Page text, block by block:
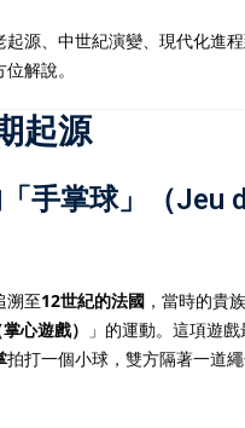
起源、中世紀演變、現代化進
解說。
起源
手掌球」（Jeu
溯至12世紀的法國 ，當時的貴
心遊戲） 」的運動。這項遊
拍打一個小球，雙方隔著一道